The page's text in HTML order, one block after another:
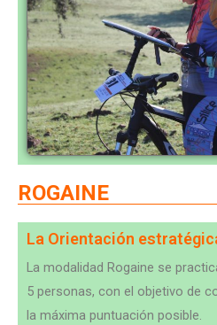
ROGAINE
La Orientación
La modalidad Rogaine se
5 personas, con el objetivo de
la máxima puntuación posible.